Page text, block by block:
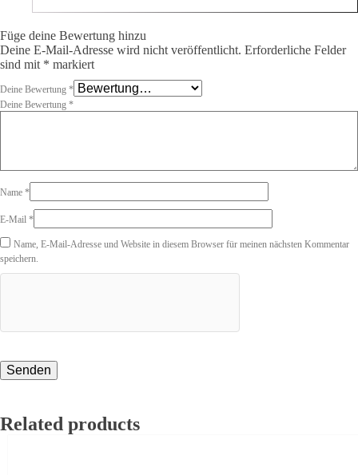
Füge deine Bewertung hinzu
Deine E-Mail-Adresse wird nicht veröffentlicht. Erforderliche Felder
sind mit * markiert
Deine Bewertung *
Deine Bewertung *
Name *
E-Mail *
Name, E-Mail-Adresse und Website in diesem Browser für meinen nächsten Kommentar
speichern.
Related products